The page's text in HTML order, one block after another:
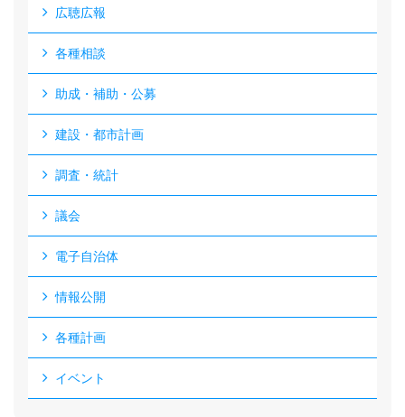
広聴広報
各種相談
助成・補助・公募
建設・都市計画
調査・統計
議会
電子自治体
情報公開
各種計画
イベント